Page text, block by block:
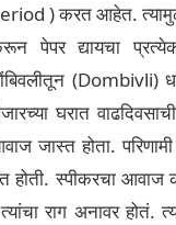
) करत आहेत.
पेपर द्यायचा
(Dombivli)
घरात
जास्त होता. परिणामी
होती. स्पीकरचा आवाज
राग अनावर होतं.